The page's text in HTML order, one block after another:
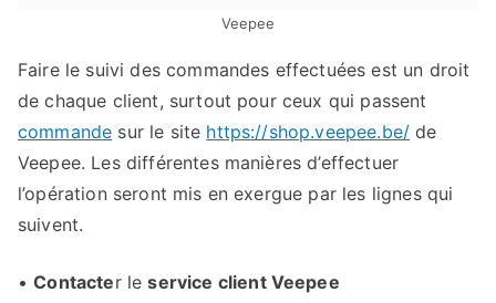
Veepee
Faire le suivi des commandes effectuées est un droit
de chaque client, surtout pour ceux qui passent
commande sur le site https://shop.veepee.be/ de
Veepee. Les différentes manières d’effectuer
l’opération seront mis en exergue par les lignes qui
suivent.
•Contacter leservice client Veepee